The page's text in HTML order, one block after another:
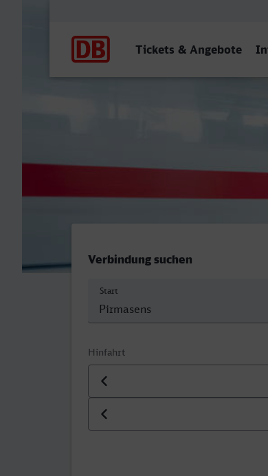
Tickets & Angebote
Hauptbahnhof,
Verbindung suchen
Start
Hinfahrt
Datum der Hinfahrt
Uhrzeit der Hinfahrt